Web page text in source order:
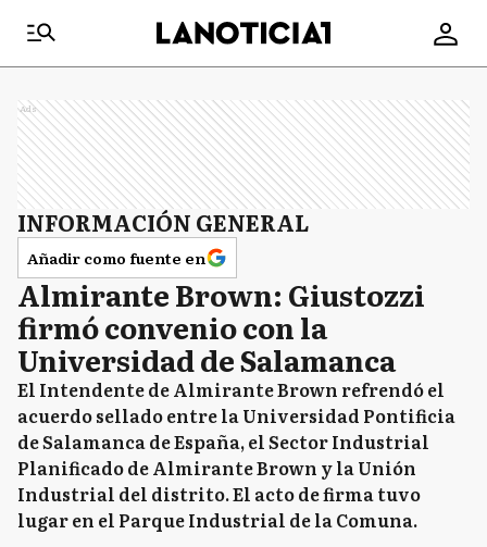
Ads
INFORMACIÓN GENERAL
Añadir como fuente en
Almirante Brown: Giustozzi
firmó convenio con la
Universidad de Salamanca
El Intendente de Almirante Brown refrendó el
acuerdo sellado entre la Universidad Pontificia
de Salamanca de España, el Sector Industrial
Planificado de Almirante Brown y la Unión
Industrial del distrito. El acto de firma tuvo
lugar en el Parque Industrial de la Comuna.